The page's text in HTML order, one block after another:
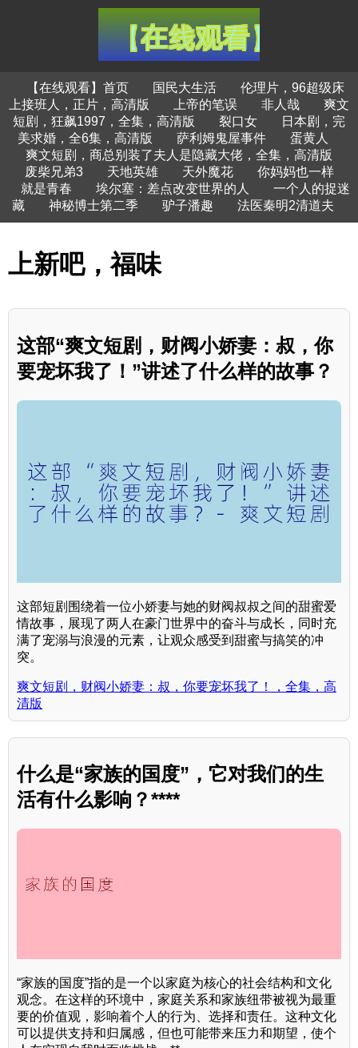
【在线观看】首页 国民大生活
伦理片，96超级床
上接班人，正片，高清版
上帝的笔误 非人哉
爽文
短剧，狂飙1997，全集，高清版
裂口女
日本剧，完
美求婚，全6集，高清版
萨利姆鬼屋事件
蛋黄人
爽文短剧，商总别装了夫人是隐藏大佬，全集，高清版
废柴兄弟3
天地英雄 天外魔花
你妈妈也一样
就是青春
埃尔塞：差点改变世界的人
一个人的捉迷
藏
神秘博士第二季 驴子潘趣 法医秦明2清道夫
上新吧，福味
这部“爽文短剧，财阀小娇妻：叔，你
要宠坏我了！”讲述了什么样的故事？
这部短剧围绕着一位小娇妻与她的财阀叔叔之间的甜蜜爱
情故事，展现了两人在豪门世界中的奋斗与成长，同时充
满了宠溺与浪漫的元素，让观众感受到甜蜜与搞笑的冲
突。
爽文短剧，财阀小娇妻：叔，你要宠坏我了！，全集，高
清版
什么是“家族的国度”，它对我们的生
活有什么影响？****
“家族的国度”指的是一个以家庭为核心的社会结构和文化
观念。在这样的环境中，家庭关系和家族纽带被视为最重
要的价值观，影响着个人的行为、选择和责任。这种文化
可以提供支持和归属感，但也可能带来压力和期望，使个